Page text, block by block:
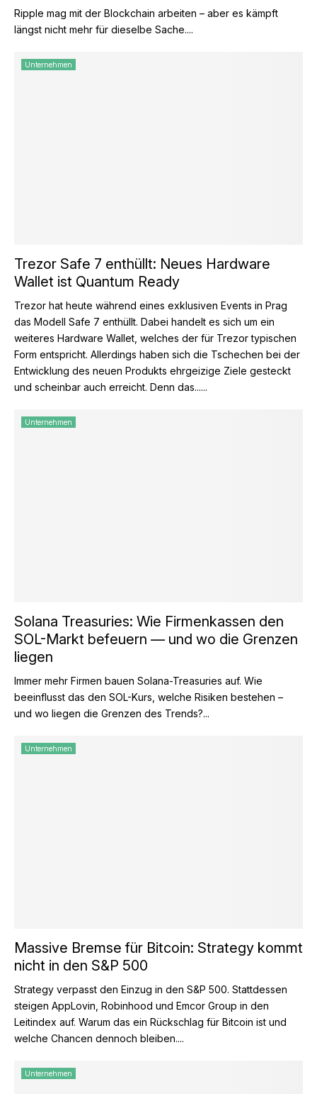
Ripple mag mit der Blockchain arbeiten – aber es kämpft
längst nicht mehr für dieselbe Sache....
Unternehmen
Trezor Safe 7 enthüllt: Neues Hardware
Wallet ist Quantum Ready
Trezor hat heute während eines exklusiven Events in Prag
das Modell Safe 7 enthüllt. Dabei handelt es sich um ein
weiteres Hardware Wallet, welches der für Trezor typischen
Form entspricht. Allerdings haben sich die Tschechen bei der
Entwicklung des neuen Produkts ehrgeizige Ziele gesteckt
und scheinbar auch erreicht. Denn das......
Unternehmen
Solana Treasuries: Wie Firmenkassen den
SOL-Markt befeuern — und wo die Grenzen
liegen
Immer mehr Firmen bauen Solana-Treasuries auf. Wie
beeinflusst das den SOL-Kurs, welche Risiken bestehen –
und wo liegen die Grenzen des Trends?...
Unternehmen
Massive Bremse für Bitcoin: Strategy kommt
nicht in den S&P 500
Strategy verpasst den Einzug in den S&P 500. Stattdessen
steigen AppLovin, Robinhood und Emcor Group in den
Leitindex auf. Warum das ein Rückschlag für Bitcoin ist und
welche Chancen dennoch bleiben....
Unternehmen